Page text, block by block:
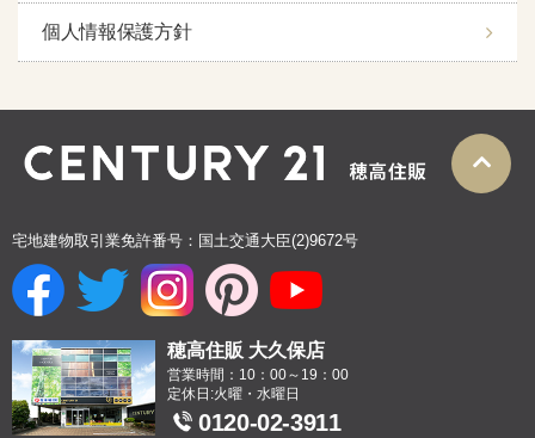
個人情報保護方針
宅地建物取引業免許番号：国土交通大臣(2)9672号
穂高住販 大久保店
営業時間：10：00～19：00
定休日:火曜・水曜日
0120-02-3911